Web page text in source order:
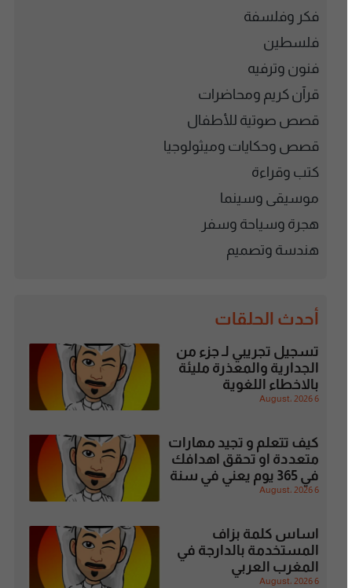
فكر وفلسفة
فلسطين
فنون وترفيه
قرآن كريم ومحاضرات
قصص صوتية للأطفال
قصص وحكايات وميثولوجيا
كتب وقراءة
موسيقى وسينما
هجرة وسياحة وسفر
هندسة وتصميم
أحدث الحلقات
تسجيل تجريبي لـ جزء من
الجدارية والمعذرة مليئة
بالاخطاء اللغوية
6 August، 2026
كيف تتعلم و تجيد مهارات
متعددة او تحقق اهدافك
في 365 يوم يعني في سنة
6 August، 2026
اساس كلمة بزاف
المستخدمة بالدارجة في
المغرب العربي
6 August، 2026